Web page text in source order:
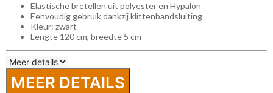
Elastische bretellen uit polyester en Hypalon
Eenvoudig gebruik dankzij klittenbandsluiting
Kleur: zwart
Lengte 120 cm, breedte 5 cm
MEER DETAILS